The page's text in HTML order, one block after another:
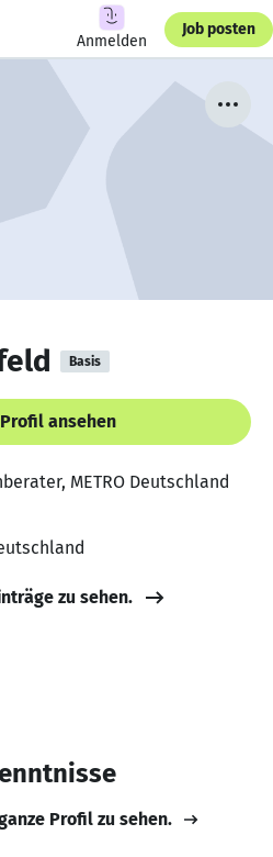
Anmelden
Job posten
Basis
ansehen
METRO Deutschland
zu sehen.
Profil zu sehen.